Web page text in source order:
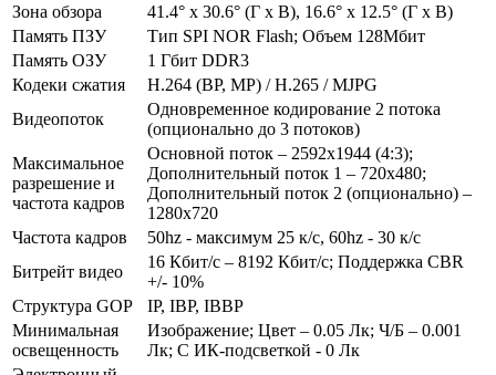
Зона обзора
41.4° x 30.6° (Г x В), 16.6° x 12.5° (Г x В)
Память ПЗУ
Тип SPI NOR Flash; Объем 128Мбит
Память ОЗУ
1 Гбит DDR3
Кодеки сжатия
H.264 (BP, MP) / H.265 / MJPG
Видеопоток
Одновременное кодирование 2 потока
(опционально до 3 потоков)
Максимальное
разрешение и
частота кадров
Основной поток – 2592x1944 (4:3);
Дополнительный поток 1 – 720x480;
Дополнительный поток 2 (опционально) –
1280x720
Частота кадров
50hz - максимум 25 к/c, 60hz - 30 к/с
Битрейт видео
16 Кбит/с – 8192 Кбит/с; Поддержка CBR
+/- 10%
Структура GOP
IP, IBP, IBBP
Минимальная
освещенность
Изображение; Цвет – 0.05 Лк; Ч/Б – 0.001
Лк; С ИК-подсветкой - 0 Лк